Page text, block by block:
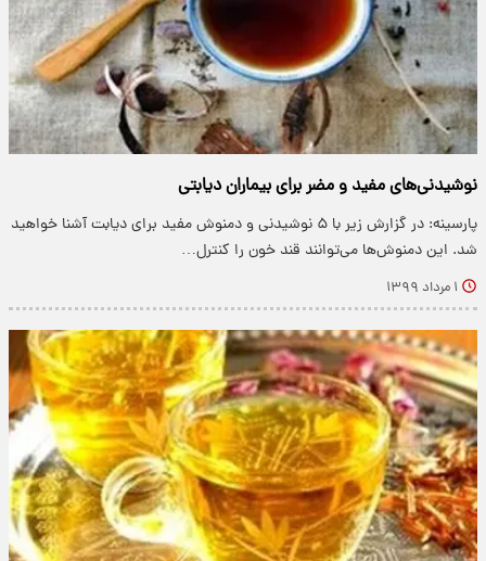
نوشیدنی‌های مفید و مضر برای بیماران دیابتی
پارسینه: در گزارش زیر با ۵ نوشیدنی و دمنوش مفید برای دیابت آشنا خواهید
شد. این دمنوش‌ها می‌توانند قند خون را کنترل…
۱ مرداد ۱۳۹۹